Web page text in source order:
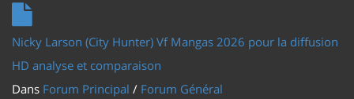
Nicky Larson (City Hunter) Vf Mangas 2026 pour la diffusion
HD analyse et comparaison
Dans Forum Principal / Forum Général